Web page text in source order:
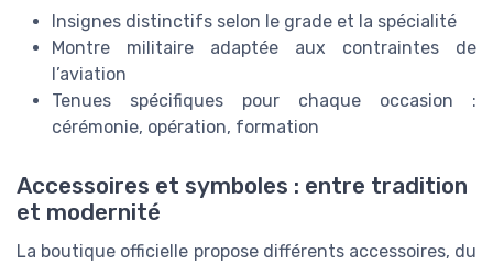
Insignes distinctifs selon le grade et la spécialité
Montre militaire adaptée aux contraintes de
l’aviation
Tenues spécifiques pour chaque occasion :
cérémonie, opération, formation
Accessoires et symboles : entre tradition
et modernité
La boutique officielle propose différents accessoires, du